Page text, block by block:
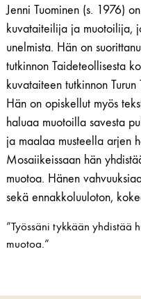
Jenni Tuominen (s. 1976)
kuvataiteilija ja muotoilija,
unelmista. Hän on
tutkinnon Taideteollisesta
kuvataiteen tutkinnon
Hän on opiskellut myös
haluaa muotoilla savesta
ja maalaa musteella arjen
Mosaiikeissaan hän
muotoa. Hänen
sekä ennakkoluuloton,
”Työssäni tykkään yhdistää
muotoa.”